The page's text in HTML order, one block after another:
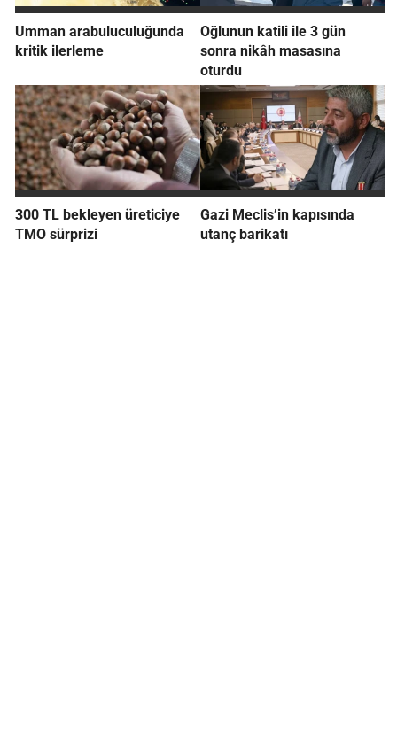
Umman arabuluculuğunda
kritik ilerleme
Oğlunun katili ile 3 gün
sonra nikâh masasına
oturdu
300 TL bekleyen üreticiye
TMO sürprizi
Gazi Meclis’in kapısında
utanç barikatı